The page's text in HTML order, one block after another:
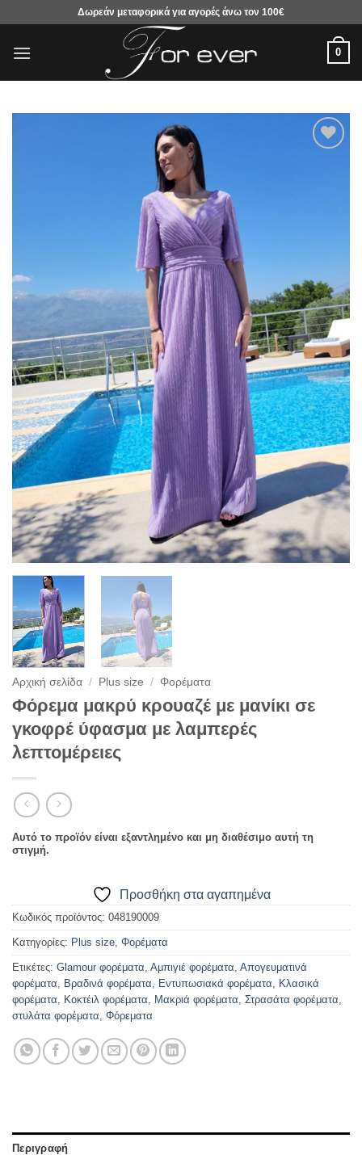
περιεχόμενο
Δωρεάν μεταφορικά για αγορές άνω τον 100€
0
Αρχική σελίδα / Plus size / Φορέματα
Φόρεμα μακρύ κρουαζέ με μανίκι σε
γκοφρέ ύφασμα με λαμπερές
λεπτομέρειες
Αυτό το προϊόν είναι εξαντλημένο και μη διαθέσιμο αυτή τη
στιγμή.
Προσθήκη στα αγαπημένα
Κωδικός προϊόντος: 048190009
Κατηγορίες: Plus size Φορέματα
Ετικέτες: Glamour φορέματα Αμπιγιέ φορέματα Απογευματινά
φορέματα
Βραδινά φορέματα Εντυπωσιακά φορέματα
Κλασικά
φορέματα
Κοκτέιλ φορέματα Μακριά φορέματα Στρασάτα φορέματα
στυλάτα φορέματα Φόρεματα
Περιγραφή